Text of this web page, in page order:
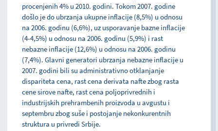
procenjenih 4% u 2010. godini. Tokom 2007. godine
došlo je do ubrzanja ukupne inflacije (8,5%) u odnosu
na 2006. godinu (6,6%), uz usporavanje bazne inflacije
(4-4,5%) u odnosu na 2006. godinu (5,9%) i rast
nebazne inflacije (12,6%) u odnosu na 2006. godinu
(7,4%). Glavni generatori ubrzanja nebazne inflacije u
2007. godini bili su administrativno otklanjanje
dispariteta cena, rast cena derivata nafte zbog rasta
cene sirove nafte, rast cena poljoprivrednih i
industrijskih prehrambenih proizvoda u avgustu i
septembru zbog suše i postojanje nekonkurentnih
struktura u privredi Srbije.